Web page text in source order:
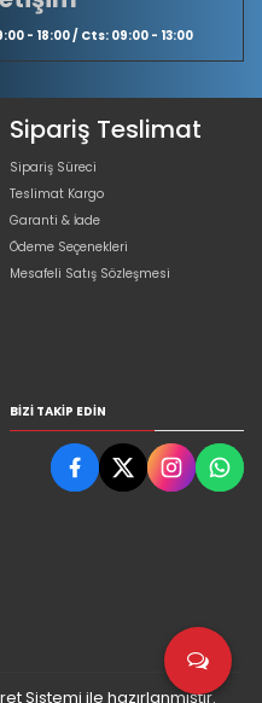
- 18:00 / Cts: 09:00 - 13:00
Sipariş Teslimat
Sipariş Süreci
Teslimat Kargo
Garanti & İade
Ödeme Seçenekleri
Mesafeli Satış Sözleşmesi
BIZI TAKIP EDIN
Sistemi ile hazırlanmıştır.